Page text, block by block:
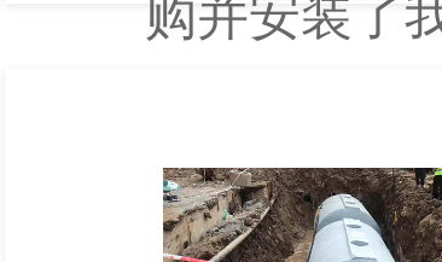
购并安装了